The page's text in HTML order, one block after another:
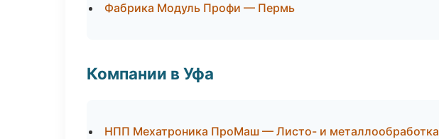
Фабрика Модуль Профи — Пермь
Компании в Уфа
НПП Мехатроника ПроМаш — Листо- и металлообработка